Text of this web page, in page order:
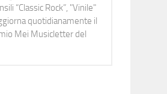
“Classic Rock”, "Vinile"
quotidianamente il
Mei Musicletter del